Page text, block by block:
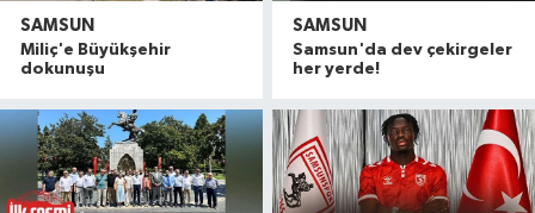
SAMSUN
Miliç'e Büyükşehir
dokunuşu
SAMSUN
Samsun'da dev çekirgeler
her yerde!